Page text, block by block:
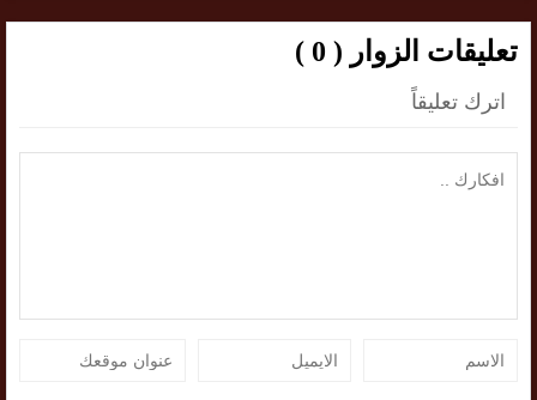
تعليقات الزوار ( 0 )
اترك تعليقاً